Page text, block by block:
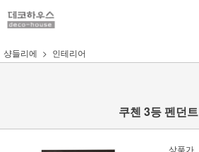
샹들리에 인테리어
쿠첸 3등 펜던트
상품가